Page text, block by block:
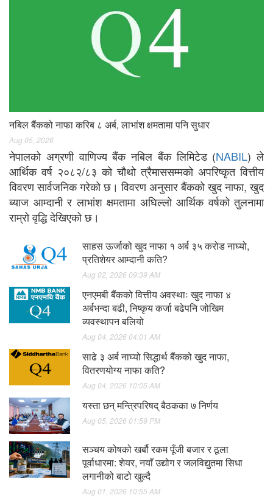
नबिल बैंकको नाफा करिब ८ अर्ब, लाभांश क्षमतामा पनि सुधार
Aug 05, 2026
नेपालको अग्रणी वाणिज्य बैंक नबिल बैंक लिमिटेड (NABIL) ले
आर्थिक वर्ष २०८२/८३ को चौथो त्रैमाससम्मको अपरिष्कृत वित्तीय
विवरण सार्वजनिक गरेको छ। विवरण अनुसार बैंकको खुद नाफा, खुद
ब्याज आम्दानी र लाभांश क्षमतामा अघिल्लो आर्थिक वर्षको तुलनामा
राम्रो वृद्धि देखिएको छ।
साहस ऊर्जाको खुद नाफा १ अर्ब ३५ करोड नाघ्यो,
प्रतिशेयर आम्दानी कति?
Aug 02, 2026 09:39 AM
एनएमबी बैंकको वित्तीय अवस्थाः खुद नाफा ४
अर्बभन्दा बढी, निष्कृय कर्जा बढेपनि जोखिम
व्यवस्थापन बलियो
Aug 04, 2026 04:01 AM
साढे ३ अर्ब नाघ्यो सिद्धार्थ बैंकको खुद नाफा,
वितरणयोग्य नाफा कति?
Aug 04, 2026 10:05 AM
यस्ता छन् मन्त्रिपरिषद् बैठकका ७ निर्णय
Aug 05, 2026 01:59 PM
सञ्चय कोषको खर्बौ रकम पूँजी बजार र ठूला
पूर्वाधारमा: शेयर, नयाँ उद्योग र जलविद्युतमा सिधा
लगानीको बाटो खुल्दै
Aug 01, 2026 10:55 AM